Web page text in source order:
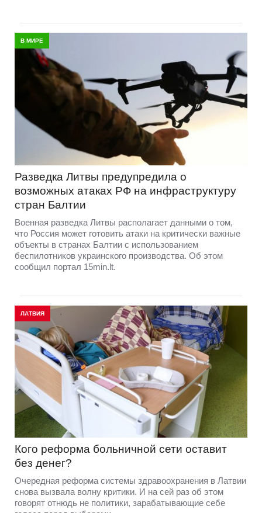
В МИРЕ
Разведка Литвы предупредила о
возможных атаках РФ на инфраструктуру
стран Балтии
Военная разведка Литвы располагает данными о том,
что Россия может готовить атаки на критически важные
объекты в странах Балтии с использованием
беспилотников украинского производства. Об этом
сообщил портал 15min.lt.
ЛАТВИЯ
Кого реформа больничной сети оставит
без денег?
Очередная реформа системы здравоохранения в Латвии
снова вызвала волну критики. И на сей раз об этом
говорят отнюдь не политики, зарабатывающие себе